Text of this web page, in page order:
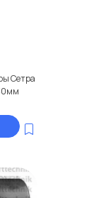
Сетра